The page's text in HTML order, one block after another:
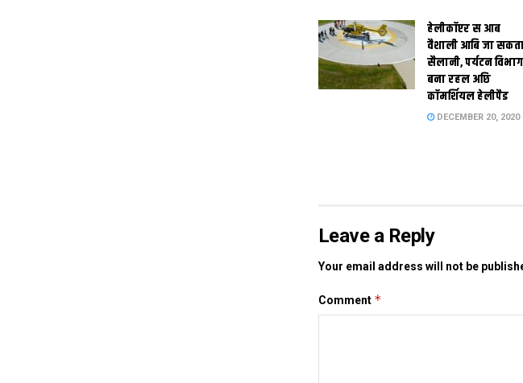
हेलीकॉप्टर स आब
वैशाली आबि जा
सैलानी, पर्यटन विभाग
बना रहल अछि
कॉमर्शियल हेलीपैड
DECEMBER 20, 2020
Leave a Reply
Your email address will not be
Comment *